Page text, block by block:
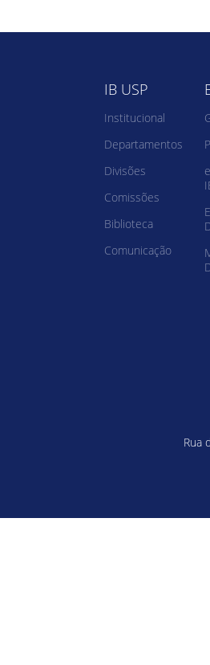
IB USP
Institucional
Departamentos
Divisões
Comissões
Biblioteca
Comunicação
Rua